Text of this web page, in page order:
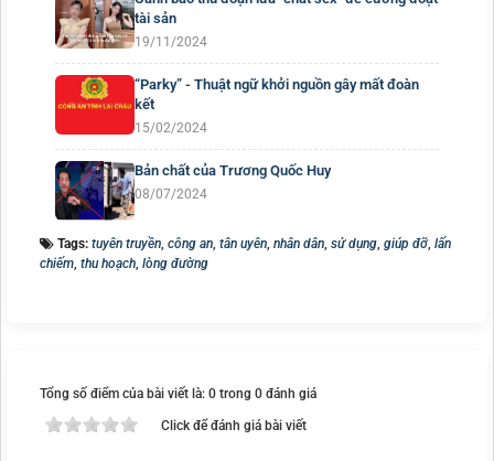
tài sản
19/11/2024
“Parky” - Thuật ngữ khởi nguồn gây mất đoàn
kết
15/02/2024
Bản chất của Trương Quốc Huy
08/07/2024
Tags: tuyên truyền, công an, tân uyên, nhân dân, sử dụng, giúp đỡ, lấn
chiếm, thu hoạch, lòng đường
Tổng số điểm của bài viết là: 0 trong 0 đánh giá
Click để đánh giá bài viết